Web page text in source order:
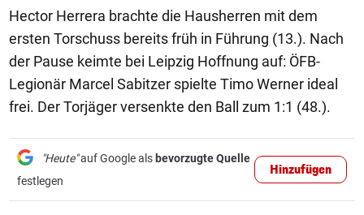
Hector Herrera brachte die Hausherren mit dem
ersten Torschuss bereits früh in Führung (13.). Nach
der Pause keimte bei Leipzig Hoffnung auf: ÖFB-
Legionär Marcel Sabitzer spielte Timo Werner ideal
frei. Der Torjäger versenkte den Ball zum 1:1 (48.).
"Heute"auf Google als bevorzugte Quelle
festlegen
Hinzufügen